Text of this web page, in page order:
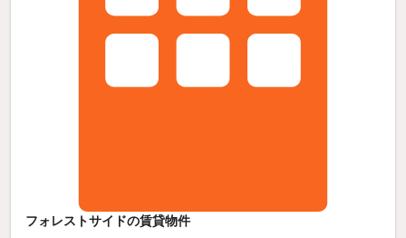
フォレストサイドの賃貸物件